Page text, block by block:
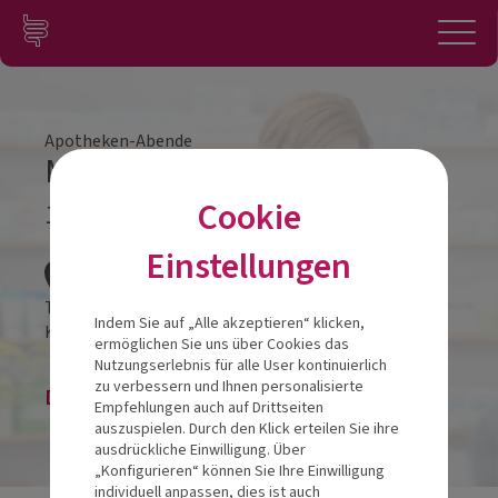
Zum Inhalt springen
Konto
Apotheken-Abende
Mund-Darm Achse
13.11.2024
ThermenResort Warmbad-Villach
Kadischenallee 22-249504Warmbad-Villach
Die Veranstaltung ist beendet.
Cookie
Einstellungen
Indem Sie auf „Alle akzeptieren“ klicken,
ermöglichen Sie uns über Cookies das
Nutzungserlebnis für alle User kontinuierlich
zu verbessern und Ihnen personalisierte
Empfehlungen auch auf Drittseiten
auszuspielen. Durch den Klick erteilen Sie ihre
ausdrückliche Einwilligung. Über
„Konfigurieren“ können Sie Ihre Einwilligung
individuell anpassen, dies ist auch